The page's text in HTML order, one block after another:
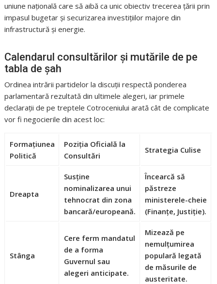
uniune națională care să aibă ca unic obiectiv trecerea țării prin
impasul bugetar și securizarea investițiilor majore din
infrastructură și energie.
Calendarul consultărilor și mutările de pe
tabla de șah
Ordinea intrării partidelor la discuții respectă ponderea
parlamentară rezultată din ultimele alegeri, iar primele
declarații de pe treptele Cotroceniului arată cât de complicate
vor fi negocierile din acest loc:
Formațiunea
Politică
Poziția Oficială la
Consultări
Strategia Culise
Dreapta
Susține
nominalizarea unui
tehnocrat din zona
bancară/europeană.
Încearcă să
păstreze
ministerele-cheie
(Finanțe, Justiție).
Stânga
Cere ferm mandatul
de a forma
Guvernul sau
alegeri anticipate.
Mizează pe
nemulțumirea
populară legată
de măsurile de
austeritate.